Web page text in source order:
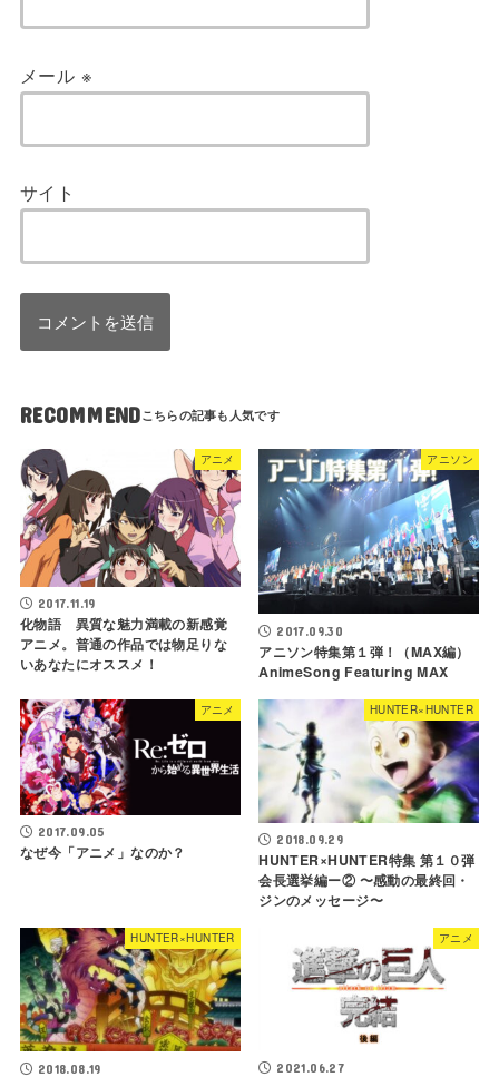
メール ※
サイト
RECOMMEND
アニメ
2017.11.19
化物語 異質な魅力満載の新感覚
アニメ。普通の作品では物足りな
いあなたにオススメ！
アニソン
2017.09.30
アニソン特集第１弾！（MAX編）
AnimeSong Featuring MAX
アニメ
2017.09.05
なぜ今「アニメ」なのか？
HUNTER×HUNTER
2018.09.29
HUNTER×HUNTER特集 第１０弾
会長選挙編ー② 〜感動の最終回・
ジンのメッセージ〜
HUNTER×HUNTER
2018.08.19
アニメ
2021.06.27